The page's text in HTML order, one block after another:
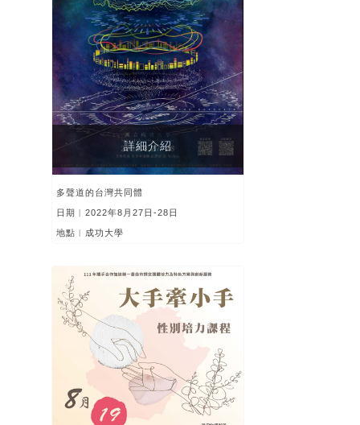
詳細介紹
多聲道的台灣共同體
日期︱2022年8月27日-28日
地點︱成功大學